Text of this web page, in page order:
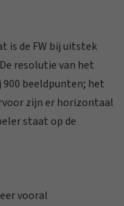
is de FW bij uitstek
resolutie van het
beeldpunten; het
zijn er horizontaal
staat op de
vooral